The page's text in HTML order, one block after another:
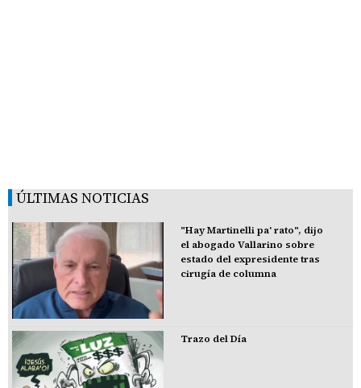
ÚLTIMAS NOTICIAS
"Hay Martinelli pa' rato", dijo
el abogado Vallarino sobre
estado del expresidente tras
cirugía de columna
Trazo del Día